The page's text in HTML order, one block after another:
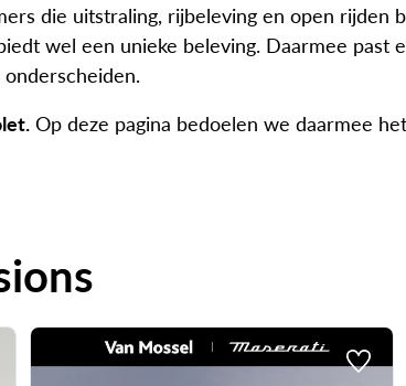
die uitstraling, rijbeleving en open
wel een unieke beleving. Daarmee
Op deze pagina bedoelen we daarmee